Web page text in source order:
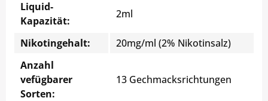
Liquid-
Kapazität:
2ml
Nikotingehalt:
20mg/ml (2% Nikotinsalz)
Anzahl
vefügbarer
Sorten:
13 Gechmacksrichtungen